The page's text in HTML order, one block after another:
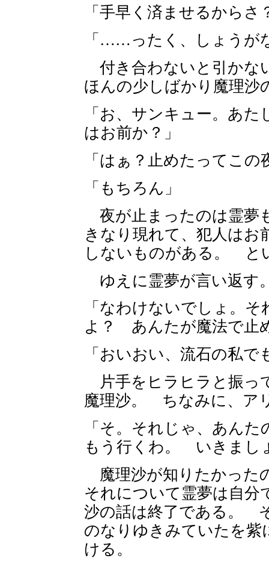
「手早く済ませるから
「……ったく、しょうが
付き合わないと引かな
ほんの少しばかり魔理沙
「お、サンキュー。あ
はお前か？」
「はぁ？止めたってこの
「もちろん」
夜が止まったのは霊夢
きなり現れて、犯人はお
しないものがある。
ゆえに霊夢が言い返す
「なわけないでしょ。
よ？ あんたが魔法で止
「おいおい、流石の私
片手をヒラヒラと振っ
魔理沙。 ちなみに、ア
「そ。それじゃ、あん
もう行くわ。 いきまし
魔理沙が知りたかった
それについて霊夢は自
沙の話は終了である。
のなりゆきみていたを紫
ける。